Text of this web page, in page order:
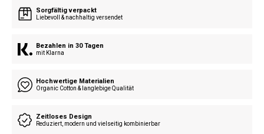
Sorgfältig verpackt
Liebevoll & nachhaltig versendet
Bezahlen in 30 Tagen
mit Klarna
Hochwertige Materialien
Organic Cotton & langlebige Qualität
Zeitloses Design
Reduziert, modern und vielseitig kombinierbar